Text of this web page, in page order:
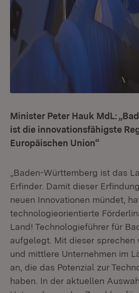
Minister Peter Hauk MdL:
ist die innovationsfähigste
Europäischen Union“
„Baden-Württemberg ist das
Erfinder. Damit dieser
neuen Innovationen mündet,
technologieorientierte
Land! Technologieführer für
aufgelegt. Mit dieser sprechen
und mittlere Unternehmen im
an, die das Potenzial zur
haben. In der aktuellen